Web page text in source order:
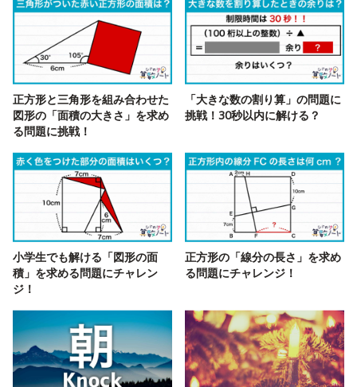
正方形と三角形を組み合わせた
図形の「面積の大きさ」を求め
る問題に挑戦！
「大きな数の割り算」の問題に
挑戦！30秒以内に解ける？
小学生でも解ける「図形の面
積」を求める問題にチャレン
ジ！
正方形の「線分の長さ」を求め
る問題にチャレンジ！